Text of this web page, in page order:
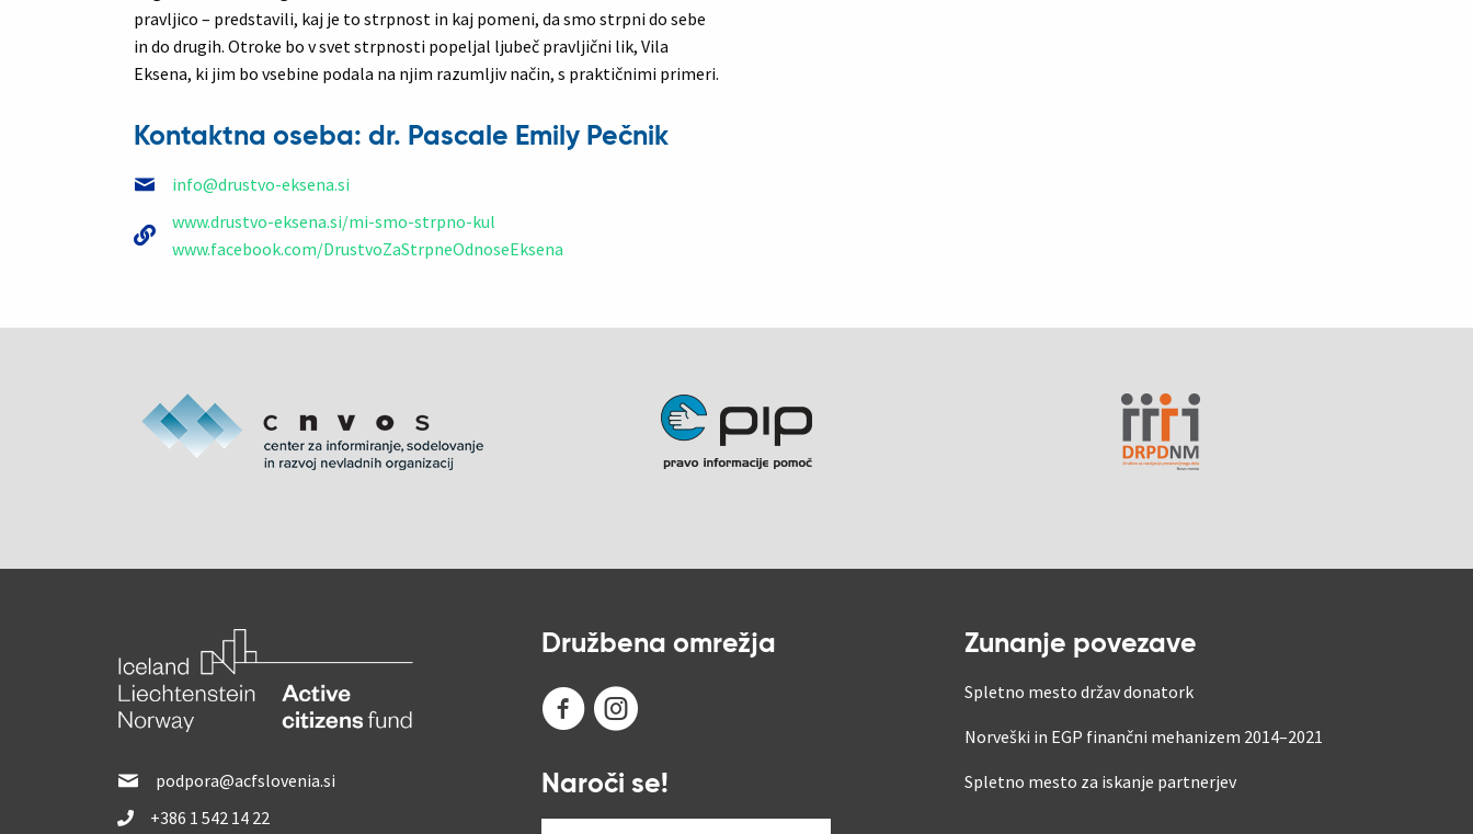
pravljico – predstavili, kaj je to strpnost in kaj pomeni, da smo strpni do sebe
in do drugih. Otroke bo v svet strpnosti popeljal ljubeč pravljični lik, Vila
Eksena, ki jim bo vsebine podala na njim razumljiv način, s praktičnimi primeri.
Kontaktna oseba: dr. Pascale Emily Pečnik
info@drustvo-eksena.si
www.drustvo-eksena.si/mi-smo-strpno-kul
www.facebook.com/DrustvoZaStrpneOdnoseEksena
podpora@acfslovenia.si
+386 1 542 14 22
Družbena omrežja
Naroči se!
Zunanje povezave
Spletno mesto držav donatork
Norveški in EGP finančni mehanizem 2014–2021
Spletno mesto za iskanje partnerjev